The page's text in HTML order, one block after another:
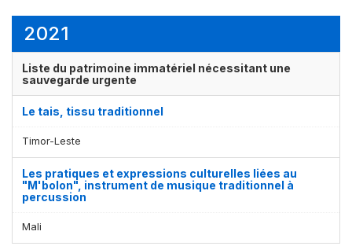
2021
Liste du patrimoine immatériel nécessitant une
sauvegarde urgente
Le tais, tissu traditionnel
Timor-Leste
Les pratiques et expressions culturelles liées au
"M'bolon", instrument de musique traditionnel à
percussion
Mali